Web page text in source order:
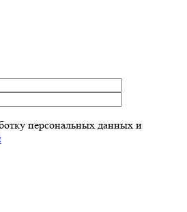
персональных данных и